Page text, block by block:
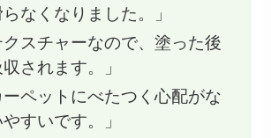
なくなりました。」
クスチャーなので、塗った後
されます。」
ーペットにべたつく心配がな
すいです。」